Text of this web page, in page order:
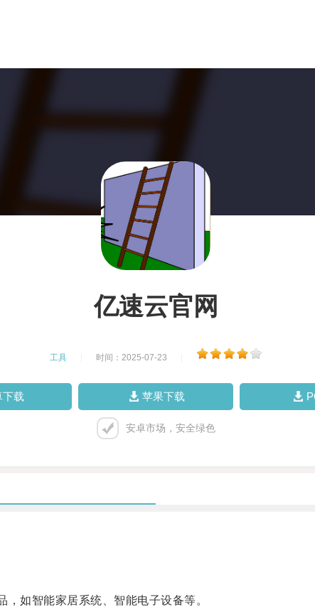
亿速云官网
工具 时间：2025-07-23
下载 苹果下载
安卓市场，安全绿色
如智能家居系统、智能电子设备等。